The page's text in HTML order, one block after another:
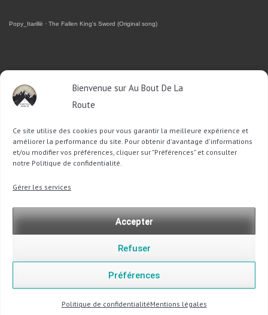
Bienvenue sur Au Bout De La
Route
Ce site utilise des cookies pour vous garantir la meilleure expérience et
améliorer la performance du site. Pour obtenir d'avantage d'informations
et/ou modifier vos préférences, cliquer sur "Préférences" et consulter
notre Politique de confidentialité.
Gérer les services
Accepter
Refuser
Préférences
Politique de confidentialitéMentions légales
Popy_Itarillë · The Fallen King's Sword (Original song)
RETROUVEZ-MOI SUR FACEBOOK
OU SUR TWITTER
Follow @Sophie_ABDLRTweet to @Sophie_ABDLR
:
Copyright @ 2013-2026 Au Bout De La Route |Mentions légales